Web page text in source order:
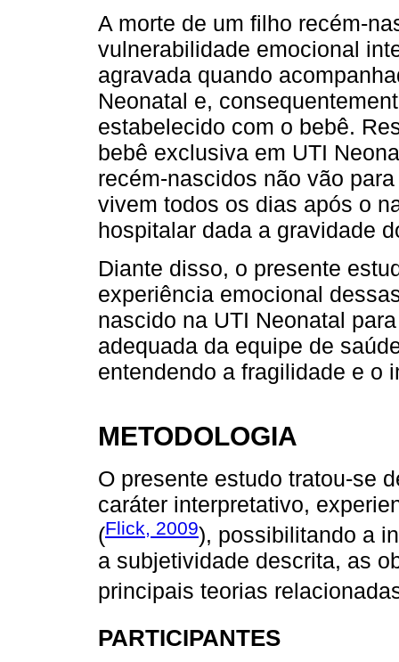
A morte de um filho recém-
vulnerabilidade emocional
agravada quando
Neonatal e,
estabelecido com o bebê.
bebê exclusiva em UTI
recém-nascidos não vão
vivem todos os dias após o
hospitalar dada a gravidade
Diante disso, o presente
experiência emocional
nascido na UTI Neonatal
adequada da equipe de
entendendo a fragilidade e o
METODOLOGIA
O presente estudo tratou-se
caráter interpretativo,
(Flick, 2009), possibilitando a
a subjetividade descrita, as
principais teorias
PARTICIPANTES